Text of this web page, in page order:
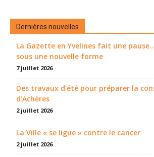
Dernières nouvelles
La Gazette en Yvelines fait une
sous une nouvelle forme
7 juillet 2026
Des travaux d’été pour préparer la
d’Achères
2 juillet 2026
La Ville « se ligue » contre le cancer
2 juillet 2026